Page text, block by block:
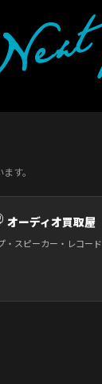
す。
オーディオ買取屋
・スピーカー・レコード